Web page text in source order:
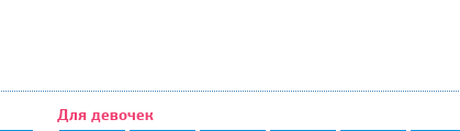
Для девочек